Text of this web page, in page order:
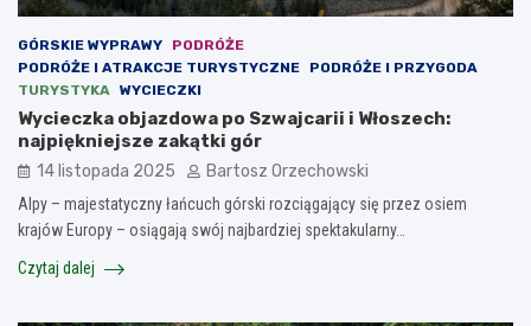
GÓRSKIE WYPRAWY
PODRÓŻE
PODRÓŻE I ATRAKCJE TURYSTYCZNE
PODRÓŻE I PRZYGODA
TURYSTYKA
WYCIECZKI
Wycieczka objazdowa po Szwajcarii i Włoszech:
najpiękniejsze zakątki gór
14 listopada 2025 Bartosz Orzechowski
Alpy – majestatyczny łańcuch górski rozciągający się przez osiem
krajów Europy – osiągają swój najbardziej spektakularny…
Czytaj dalej